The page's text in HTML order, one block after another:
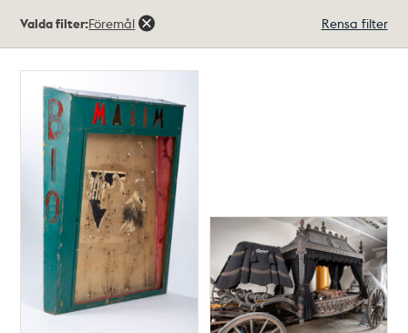
träffar
Valda filter:Föremål Rensa filter